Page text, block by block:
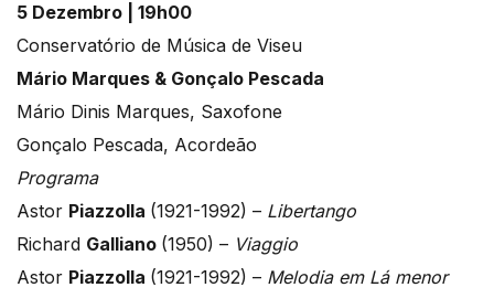
5 Dezembro | 19h00
Conservatório de Música de Viseu
Mário Marques & Gonçalo Pescada
Mário Dinis Marques, Saxofone
Gonçalo Pescada, Acordeão
Programa
Astor Piazzolla (1921-1992) – Libertango
Richard Galliano (1950) – Viaggio
Astor Piazzolla (1921-1992) – Melodia em Lá menor